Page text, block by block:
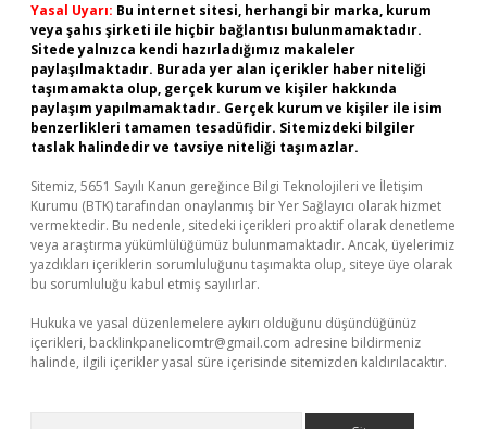
Yasal Uyarı: Bu internet sitesi, herhangi bir marka, kurum
veya şahıs şirketi ile hiçbir bağlantısı bulunmamaktadır.
Sitede yalnızca kendi hazırladığımız makaleler
paylaşılmaktadır. Burada yer alan içerikler haber niteliği
taşımamakta olup, gerçek kurum ve kişiler hakkında
paylaşım yapılmamaktadır. Gerçek kurum ve kişiler ile isim
benzerlikleri tamamen tesadüfidir. Sitemizdeki bilgiler
taslak halindedir ve tavsiye niteliği taşımazlar.
Sitemiz, 5651 Sayılı Kanun gereğince Bilgi Teknolojileri ve İletişim
Kurumu (BTK) tarafından onaylanmış bir Yer Sağlayıcı olarak hizmet
vermektedir. Bu nedenle, sitedeki içerikleri proaktif olarak denetleme
veya araştırma yükümlülüğümüz bulunmamaktadır. Ancak, üyelerimiz
yazdıkları içeriklerin sorumluluğunu taşımakta olup, siteye üye olarak
bu sorumluluğu kabul etmiş sayılırlar.
Hukuka ve yasal düzenlemelere aykırı olduğunu düşündüğünüz
içerikleri, backlinkpanelicomtr@gmail.com adresine bildirmeniz
halinde, ilgili içerikler yasal süre içerisinde sitemizden kaldırılacaktır.